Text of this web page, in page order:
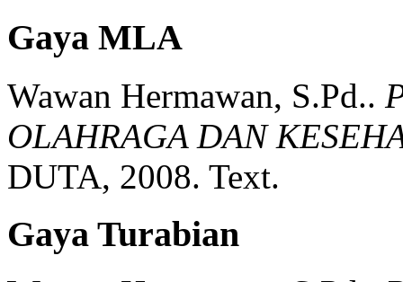
Gaya MLA
Wawan Hermawan, S.Pd..
OLAHRAGA DAN
DUTA, 2008. Text.
Gaya Turabian